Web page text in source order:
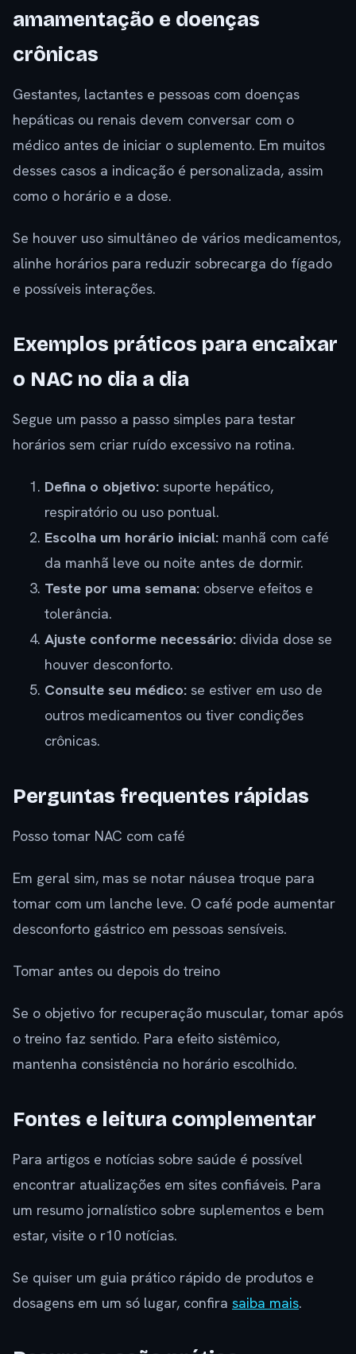
amamentação e doenças
crônicas
Gestantes, lactantes e pessoas com doenças
hepáticas ou renais devem conversar com o
médico antes de iniciar o suplemento. Em muitos
desses casos a indicação é personalizada, assim
como o horário e a dose.
Se houver uso simultâneo de vários medicamentos,
alinhe horários para reduzir sobrecarga do fígado
e possíveis interações.
Exemplos práticos para encaixar
o NAC no dia a dia
Segue um passo a passo simples para testar
horários sem criar ruído excessivo na rotina.
Defina o objetivo: suporte hepático,
respiratório ou uso pontual.
Escolha um horário inicial: manhã com café
da manhã leve ou noite antes de dormir.
Teste por uma semana: observe efeitos e
tolerância.
Ajuste conforme necessário: divida dose se
houver desconforto.
Consulte seu médico: se estiver em uso de
outros medicamentos ou tiver condições
crônicas.
Perguntas frequentes rápidas
Posso tomar NAC com café
Em geral sim, mas se notar náusea troque para
tomar com um lanche leve. O café pode aumentar
desconforto gástrico em pessoas sensíveis.
Tomar antes ou depois do treino
Se o objetivo for recuperação muscular, tomar após
o treino faz sentido. Para efeito sistêmico,
mantenha consistência no horário escolhido.
Fontes e leitura complementar
Para artigos e notícias sobre saúde é possível
encontrar atualizações em sites confiáveis. Para
um resumo jornalístico sobre suplementos e bem
estar, visite o r10 notícias.
Se quiser um guia prático rápido de produtos e
dosagens em um só lugar, confira saiba mais.